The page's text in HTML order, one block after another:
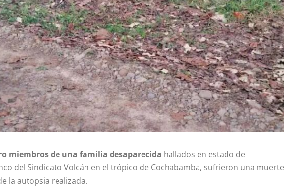
miembros de una familia desaparecida hallados en estado de
del Sindicato Volcán en el trópico de Cochabamba, sufrieron una muerte
la autopsia realizada.